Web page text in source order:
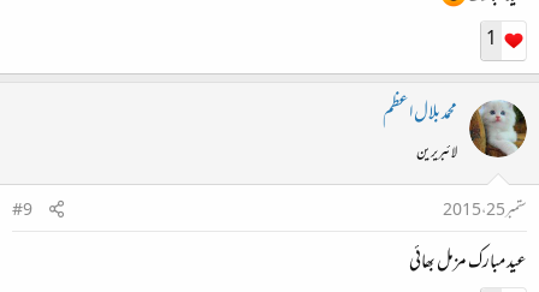
1
محمد بلال اعظم
لائبریرین
ستمبر 25، 2015
#9
عید مبارک مزمل بھائی